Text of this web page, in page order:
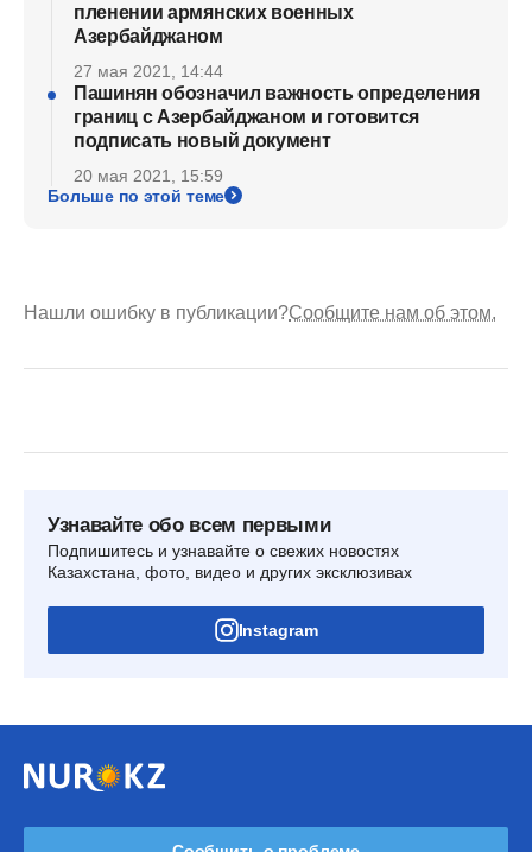
пленении армянских военных
Азербайджаном
27 мая 2021, 14:44
Пашинян обозначил важность определения
границ с Азербайджаном и готовится
подписать новый документ
20 мая 2021, 15:59
Больше по этой теме
Нашли ошибку в публикации?Сообщите нам об этом.
Узнавайте обо всем первыми
Подпишитесь и узнавайте о свежих новостях
Казахстана, фото, видео и других эксклюзивах
Instagram